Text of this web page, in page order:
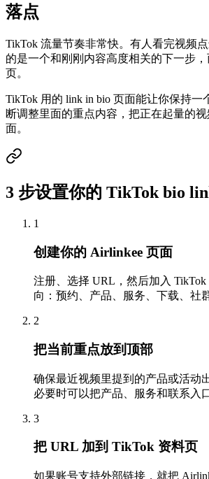
落点
TikTok 流量节奏非常快。有人看完视频
的是一个和刚刚内容高度相关的下一步
页。
TikTok 用的 link in bio 页面能让你保持一
断调整里面的重点内容，把正在起量的
面。
3 步设置你的 TikTok bio
1
创建你的 Airlinkee 页面
注册、选择 URL，然后加入
向：预约、产品、服务、下载、社
2
把当前重点放到顶部
确保最近视频里提到的产品或活动
必要时可以把产品、服务和联系入
3
把 URL 加到 TikTok 资料页
如果账号支持外部链接，就把